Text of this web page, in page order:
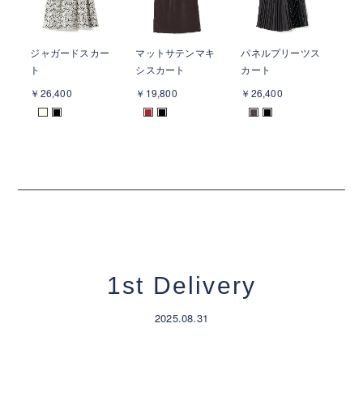
ジャガードスカー
ト
￥26,400
■
マットサテンマキ
シスカート
￥19,800
■ ■
パネルプリーツス
カート
￥26,400
■ ■
1st Delivery
2025.08.31